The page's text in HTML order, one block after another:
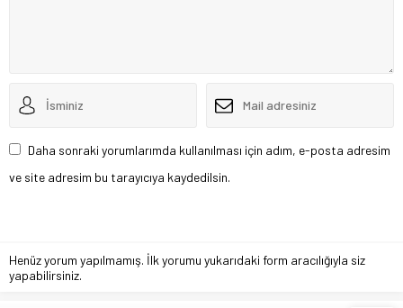
Daha sonraki yorumlarımda kullanılması için adım, e-posta adresim
ve site adresim bu tarayıcıya kaydedilsin.
Henüz yorum yapılmamış. İlk yorumu yukarıdaki form aracılığıyla siz
yapabilirsiniz.